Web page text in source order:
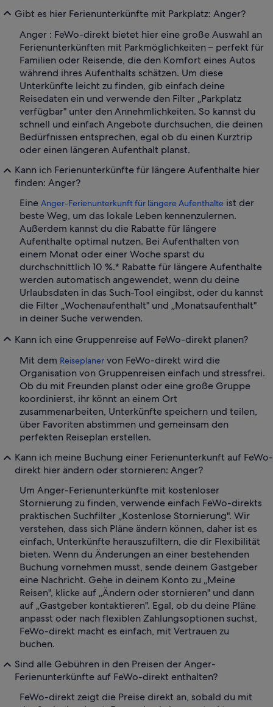
Gibt es hier Ferienunterkünfte mit Parkplatz: Anger?
Anger : FeWo-direkt bietet hier eine große Auswahl an
Ferienunterkünften mit Parkmöglichkeiten – perfekt für
Familien oder Reisende, die den Komfort eines Autos
während ihres Aufenthalts schätzen. Um diese
Unterkünfte leicht zu finden, gib einfach deine
Reisedaten ein und verwende den Filter „Parkplatz
verfügbar" unter den Annehmlichkeiten. So kannst du
schnell und einfach Angebote durchsuchen, die deinen
Bedürfnissen entsprechen, egal ob du einen Kurztrip
oder einen längeren Aufenthalt planst.
Kann ich Ferienunterkünfte für längere Aufenthalte hier
finden: Anger?
Eine Anger-Ferienunterkunft für längere Aufenthalte ist der
beste Weg, um das lokale Leben kennenzulernen.
Außerdem kannst du die Rabatte für längere
Aufenthalte optimal nutzen. Bei Aufenthalten von
einem Monat oder einer Woche sparst du
durchschnittlich 10 %.* Rabatte für längere Aufenthalte
werden automatisch angewendet, wenn du deine
Urlaubsdaten in das Such-Tool eingibst, oder du kannst
die Filter „Wochenaufenthalt" und „Monatsaufenthalt"
in deiner Suche verwenden.
Kann ich eine Gruppenreise auf FeWo-direkt planen?
Mit dem Reiseplaner von FeWo-direkt wird die
Organisation von Gruppenreisen einfach und stressfrei.
Ob du mit Freunden planst oder eine große Gruppe
koordinierst, ihr könnt an einem Ort
zusammenarbeiten, Unterkünfte speichern und teilen,
über Favoriten abstimmen und gemeinsam den
perfekten Reiseplan erstellen.
Kann ich meine Buchung einer Ferienunterkunft auf FeWo-
direkt hier ändern oder stornieren: Anger?
Um Anger-Ferienunterkünfte mit kostenloser
Stornierung zu finden, verwende einfach FeWo-direkts
praktischen Suchfilter „Kostenlose Stornierung". Wir
verstehen, dass sich Pläne ändern können, daher ist es
einfach, Unterkünfte herauszufiltern, die dir Flexibilität
bieten. Wenn du Änderungen an einer bestehenden
Buchung vornehmen musst, sende deinem Gastgeber
eine Nachricht. Gehe in deinem Konto zu „Meine
Reisen", klicke auf „Ändern oder stornieren" und dann
auf „Gastgeber kontaktieren". Egal, ob du deine Pläne
anpasst oder nach flexiblen Zahlungsoptionen suchst,
FeWo-direkt macht es einfach, mit Vertrauen zu
buchen.
Sind alle Gebühren in den Preisen der Anger-
Ferienunterkünfte auf FeWo-direkt enthalten?
FeWo-direkt zeigt die Preise direkt an, sobald du mit